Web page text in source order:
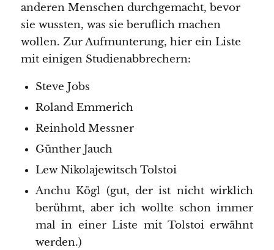
anderen Menschen durchgemacht, bevor
sie wussten, was sie beruflich machen
wollen. Zur Aufmunterung, hier ein Liste
mit einigen Studienabbrechern:
Steve Jobs
Roland Emmerich
Reinhold Messner
Günther Jauch
Lew Nikolajewitsch Tolstoi
Anchu Kögl (gut, der ist nicht wirklich
berühmt, aber ich wollte schon immer
mal in einer Liste mit Tolstoi erwähnt
werden.)